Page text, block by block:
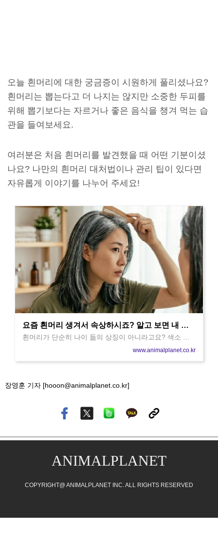
오늘 흰머리에 대한 궁금증이 시원하게 풀리셨나요?
흰머리는 뽑는다고 더 나지는 않지만 소중한 두피를
위해 뽑기보다는 자르거나 좋은 음식을 챙겨 먹는 습
관을 들여보세요.
여러분은 처음 흰머리를 발견했을 때 어떤 기분이셨
나요? 나만의 흰머리 대처법이나 관리 팁이 있다면
자유롭게 이야기를 나누어 주세요!
요즘 흰머리 생겨서 속상하시죠? 알고 보면 내 몸
을 지키는 '이것' 때문입니다
흰머리가 단순히 나이 듦의 상징이 아니라고요? 색소 줄
하며 보내는 신호, 인체의 신비로운 방어 시스템을 확인해
보세요.
www.animalplanet.co.kr
장영훈 기자 [hooon@animalplanet.co.kr]
ANIMALPLANET
COPYRIGHT@ ANIMALPLANET INC. ALL RIGHTS RESERVED